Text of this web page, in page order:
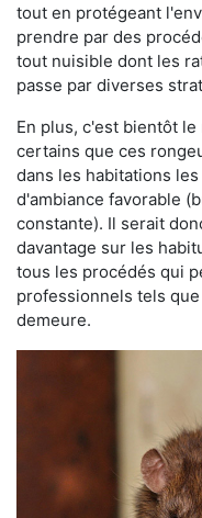
tout en protégeant
prendre par des
tout nuisible dont les
passe par diverses
En plus, c'est bientôt
certains que ces
dans les habitations
d'ambiance favorable
constante). Il serait
davantage sur les
tous les procédés qui
professionnels tels
demeure.